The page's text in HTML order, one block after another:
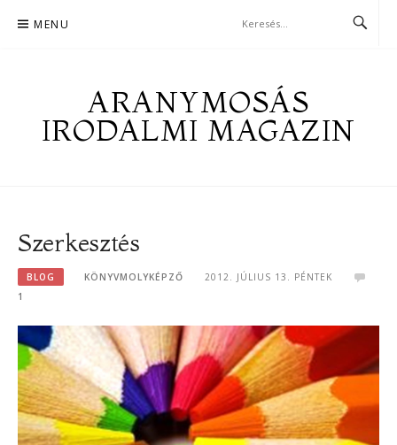
MENU
ARANYMOSÁS
IRODALMI MAGAZIN
Szerkesztés
BLOG KÖNYVMOLYKÉPZŐ
2012. JÚLIUS 13. PÉNTEK
1